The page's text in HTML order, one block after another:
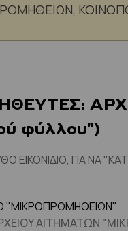
φύλλου")
ΕΙΚΟΝΙΔΙΟ, ΓΙΑ ΝΑ
"ΜΙΚΡΟΠΡΟΜΗΘΕΙΩΝ"
ΑΙΤΗΜΑΤΩΝ